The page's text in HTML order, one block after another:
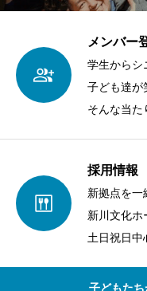
メンバー
学生からシ
子ども達が
そんな当た
採用情報
新拠点を一
新川文化ホ
土日祝日中
子どもたち